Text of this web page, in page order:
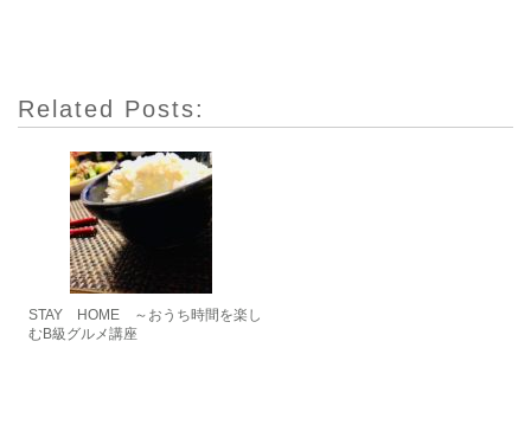
Related Posts:
STAY HOME ～おうち時間を楽し
むB級グルメ講座